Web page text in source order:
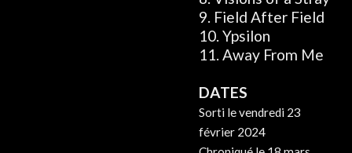
9. Field After Field
10. Ypsilon
11. Away From Me
DATES
Sorti le vendredi 23
février 2024